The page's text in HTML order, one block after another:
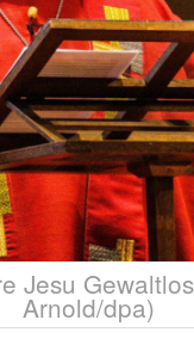
Jesu
Arnold/dpa)